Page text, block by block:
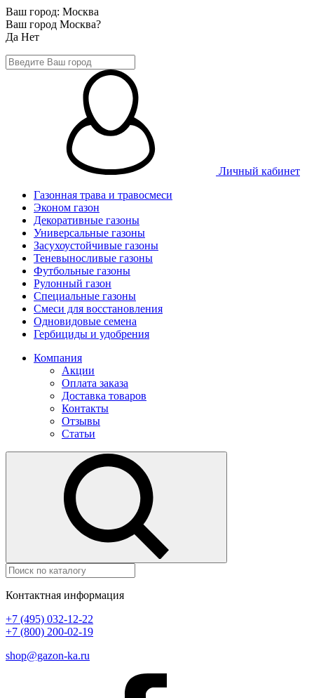
Ваш город: Москва
Ваш город Москва?
Да Нет
Личный кабинет
Газонная трава и травосмеси
Эконом газон
Декоративные газоны
Универсальные газоны
Засухоустойчивые газоны
Теневыносливые газоны
Футбольные газоны
Рулонный газон
Специальные газоны
Смеси для восстановления
Одновидовые семена
Гербициды и удобрения
Компания
Акции
Оплата заказа
Доставка товаров
Контакты
Отзывы
Статьи
Контактная информация
+7 (495) 032-12-22
+7 (800) 200-02-19
shop@gazon-ka.ru